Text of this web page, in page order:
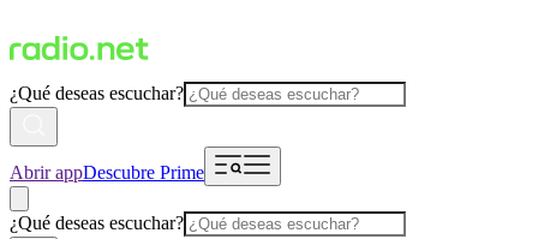
¿Qué deseas escuchar?
Abrir appDescubre Prime
¿Qué deseas escuchar?